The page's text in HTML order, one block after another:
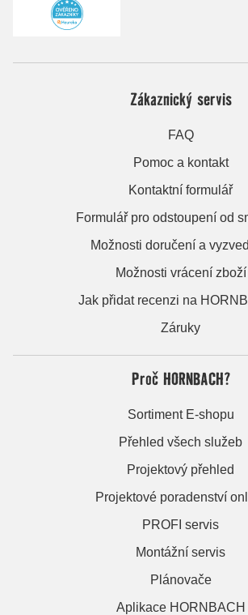
Zákaznický servis
FAQ
Pomoc a kontakt
Kontaktní formulář
Formulář pro odstoupení od
Možnosti doručení a
Možnosti vrácení zboží
Jak přidat recenzi na
Záruky
Proč HORNBACH?
Sortiment E-shopu
Přehled všech služeb
Projektový přehled
Projektové poradenství
PROFI servis
Montážní servis
Plánovače
Aplikace HORNBACH